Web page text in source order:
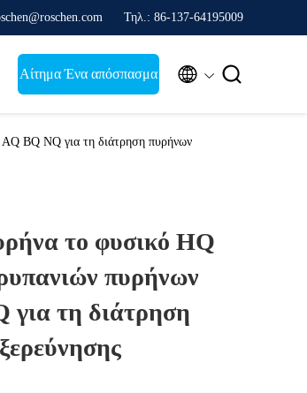
Τηλ.: 86-137-64195009
Αίτημα Ένα απόσπασμα  
BQ NQ για τη διάτρηση πυρήνων
το φυσικό HQ
πυρήνων
για τη διάτρηση